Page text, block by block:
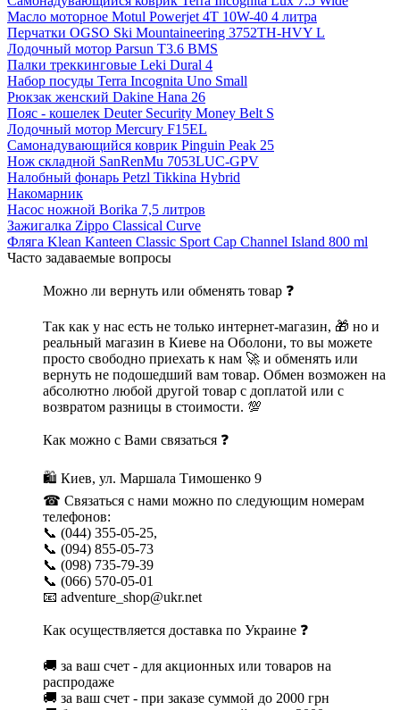
Масло моторное Motul Powerjet 4T 10W-40 4 литра
Перчатки OGSO Ski Mountaineering 3752TH-HVY L
Лодочный мотор Parsun T3.6 BMS
Палки треккинговые Leki Dural 4
Набор посуды Terra Incognita Uno Small
Рюкзак женский Dakine Hana 26
Пояс - кошелек Deuter Security Money Belt S
Лодочный мотор Mercury F15EL
Самонадувающийся коврик Pinguin Peak 25
Нож складной SanRenMu 7053LUC-GPV
Налобный фонарь Petzl Tikkina Hybrid
Накомарник
Насос ножной Borika 7,5 литров
Зажигалка Zippo Classical Curve
Фляга Klean Kanteen Classic Sport Cap Channel Island 800 ml
Часто задаваемые вопросы
Можно ли вернуть или обменять товар ❓
Так как у нас есть не только интернет-магазин, 🎁 но и
реальный магазин в Киеве на Оболони, то вы можете
просто свободно приехать к нам 🚀 и обменять или
вернуть не подошедший вам товар. Обмен возможен на
абсолютно любой другой товар с доплатой или с
возвратом разницы в стоимости. 💯
Как можно с Вами связаться ❓
🛍 Киев, ул. Маршала Тимошенко 9
☎ Связаться с нами можно по следующим номерам
телефонов:
📞 (044) 355-05-25,
📞 (094) 855-05-73
📞 (098) 735-79-39
📞 (066) 570-05-01
📧 adventure_shop@ukr.net
Как осуществляется доставка по Украине ❓
🚚 за ваш счет - для акционных или товаров на
распродаже
🚚 за ваш счет - при заказе суммой до 2000 грн